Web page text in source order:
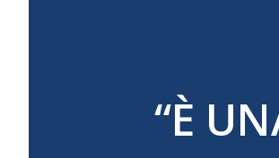
“È